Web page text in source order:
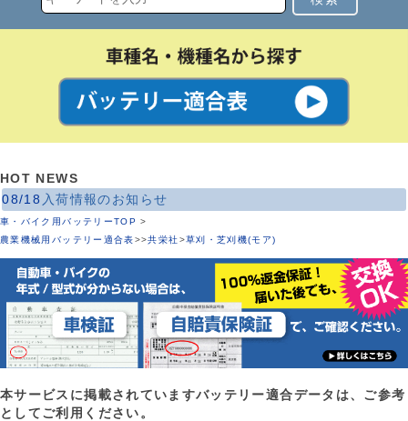
HOT NEWS
08/18 入荷情報のお知らせ
車・バイク用バッテリーTOP >
農業機械用バッテリー適合表>>共栄社>草刈・芝刈機(モア)
本サービスに掲載されていますバッテリー適合データは、ご参考
としてご利用ください。